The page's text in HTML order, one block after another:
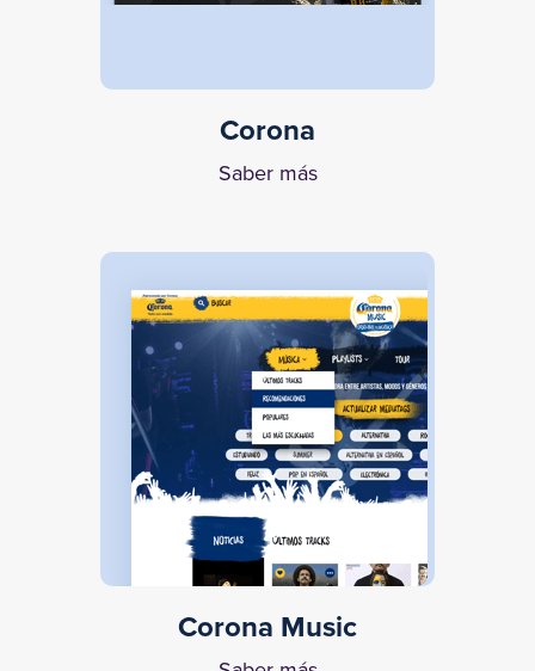
Corona
Saber más
Corona Music